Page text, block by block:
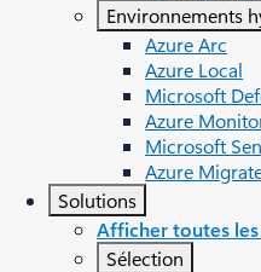
Environnements
Azure Arc​
Azure Local
Microsoft
Azure
Microsoft
Azure
Solutions
Afficher toutes
Sélection